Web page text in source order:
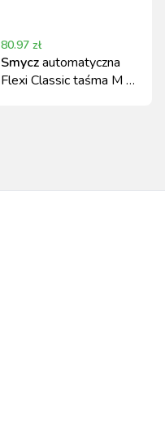
80.97 zł
Smyczautomatyczna
Flexi Classic taśma M 5